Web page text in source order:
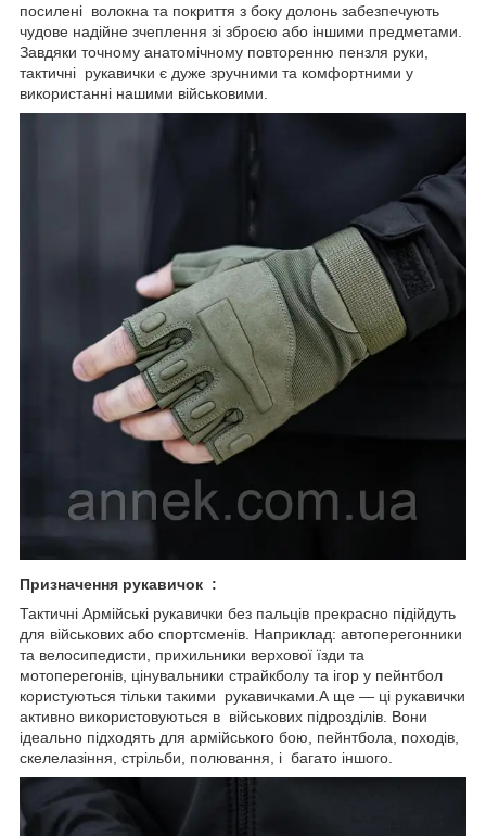
посилені волокна та покриття з боку долонь забезпечують
чудове надійне зчеплення зі зброєю або іншими предметами.
Завдяки точному анатомічному повторенню пензля руки,
тактичні рукавички є дуже зручними та комфортними у
використанні нашими військовими.
Призначення рукавичок :
Тактичні Армійські рукавички без пальців прекрасно підійдуть
для військових або спортсменів. Наприклад: автоперегонники
та велосипедисти, прихильники верхової їзди та
мотоперегонів, цінувальники страйкболу та ігор у пейнтбол
користуються тільки такими рукавичками.А ще — ці рукавички
активно використовуються в військових підрозділів. Вони
ідеально підходять для армійського бою, пейнтбола, походів,
скелелазіння, стрільби, полювання, і багато іншого.